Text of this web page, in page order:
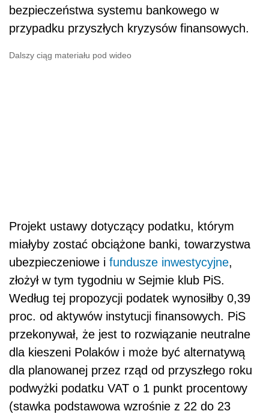
bezpieczeństwa systemu bankowego w
przypadku przyszłych kryzysów finansowych.
Dalszy ciąg materiału pod wideo
Projekt ustawy dotyczący podatku, którym
miałyby zostać obciążone banki, towarzystwa
ubezpieczeniowe i fundusze inwestycyjne,
złożył w tym tygodniu w Sejmie klub PiS.
Według tej propozycji podatek wynosiłby 0,39
proc. od aktywów instytucji finansowych. PiS
przekonywał, że jest to rozwiązanie neutralne
dla kieszeni Polaków i może być alternatywą
dla planowanej przez rząd od przyszłego roku
podwyżki podatku VAT o 1 punkt procentowy
(stawka podstawowa wzrośnie z 22 do 23